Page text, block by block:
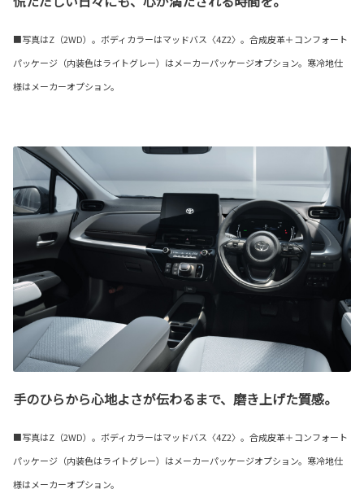
■写真はZ（2WD）。ボディカラーはマッドバス〈4Z2〉。合成皮革＋コンフォート
パッケージ（内装色はライトグレー）はメーカーパッケージオプション。寒冷地仕
様はメーカーオプション。
手のひらから心地よさが伝わるまで、磨き上げた質感。
■写真はZ（2WD）。ボディカラーはマッドバス〈4Z2〉。合成皮革＋コンフォート
パッケージ（内装色はライトグレー）はメーカーパッケージオプション。寒冷地仕
様はメーカーオプション。